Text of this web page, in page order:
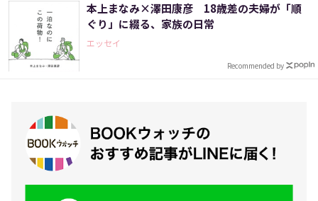
本上まなみ×澤田康彦 18歳差の夫婦が「順
ぐり」に綴る、家族の日常
エッセイ
Recommended by